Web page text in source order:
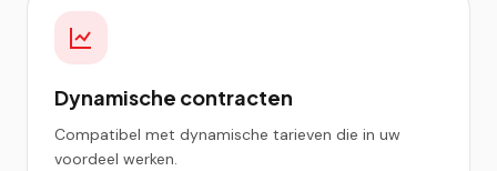
Dynamische contracten
Compatibel met dynamische tarieven die in uw
voordeel werken.